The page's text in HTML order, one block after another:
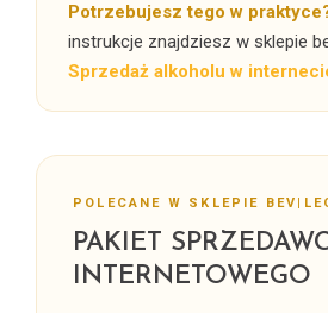
Potrzebujesz tego w
instrukcje znajdziesz w sklepie
Sprzedaż alkoholu w
POLECANE W SKLEPIE
PAKIET
INTERNETOWEGO